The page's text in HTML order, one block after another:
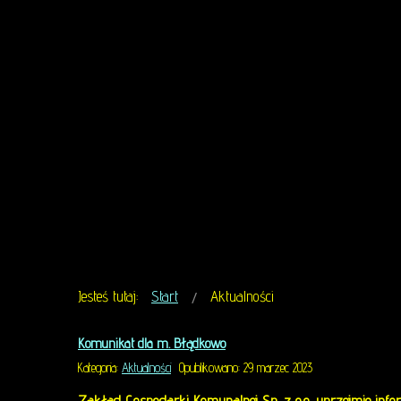
Jesteś tutaj: Start Aktualności
Komunikat dla m. Błądkowo
Kategoria: Aktualności Opublikowano: 29 marzec 2023